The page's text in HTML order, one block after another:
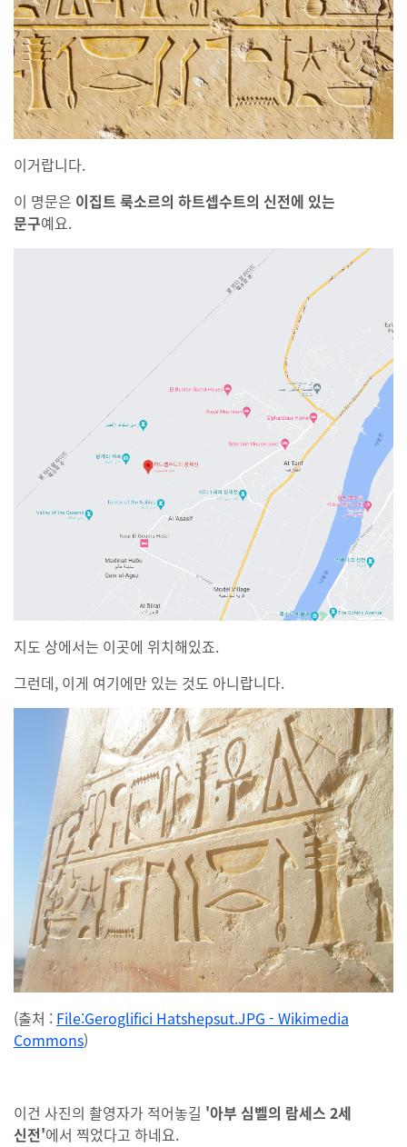
이거랍니다.
이 명문은 이집트 룩소르의 하트셉수트의 신전에 있는
문구예요.
지도 상에서는 이곳에 위치해있죠.
그런데, 이게 여기에만 있는 것도 아니랍니다.
(출처 : File:Geroglifici Hatshepsut.JPG - Wikimedia
Commons)
이건 사진의 촬영자가 적어놓길 '아부 심벨의 람세스 2세
신전'에서 찍었다고 하네요.